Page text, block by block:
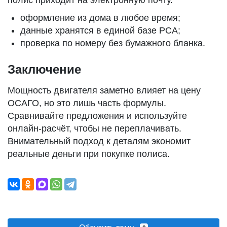
оформление из дома в любое время;
данные хранятся в единой базе РСА;
проверка по номеру без бумажного бланка.
Заключение
Мощность двигателя заметно влияет на цену
ОСАГО, но это лишь часть формулы.
Сравнивайте предложения и используйте
онлайн-расчёт, чтобы не переплачивать.
Внимательный подход к деталям экономит
реальные деньги при покупке полиса.